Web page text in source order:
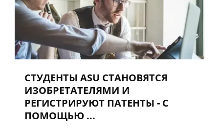
СТУДЕНТЫ ASU СТАНОВЯТСЯ
ИЗОБРЕТАТЕЛЯМИ И
РЕГИСТРИРУЮТ ПАТЕНТЫ - С
ПОМОЩЬЮ ...